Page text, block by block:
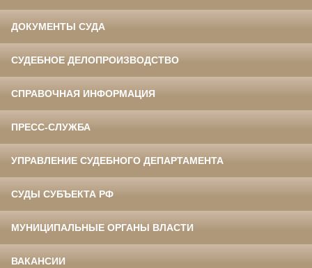
ДОКУМЕНТЫ СУДА
СУДЕБНОЕ ДЕЛОПРОИЗВОДСТВО
СПРАВОЧНАЯ ИНФОРМАЦИЯ
ПРЕСС-СЛУЖБА
УПРАВЛЕНИЕ СУДЕБНОГО ДЕПАРТАМЕНТА
СУДЫ СУБЪЕКТА РФ
МУНИЦИПАЛЬНЫЕ ОРГАНЫ ВЛАСТИ
ВАКАНСИИ